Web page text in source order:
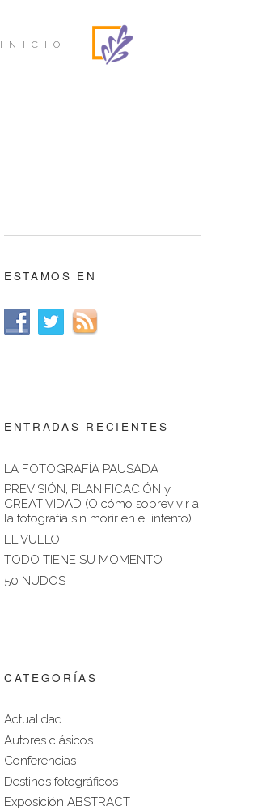
INICIO
ESTAMOS EN
ENTRADAS RECIENTES
LA FOTOGRAFÍA PAUSADA
PREVISIÓN, PLANIFICACIÓN y
CREATIVIDAD (O cómo sobrevivir a
la fotografía sin morir en el intento)
EL VUELO
TODO TIENE SU MOMENTO
50 NUDOS
CATEGORÍAS
Actualidad
Autores clásicos
Conferencias
Destinos fotográficos
Exposición ABSTRACT